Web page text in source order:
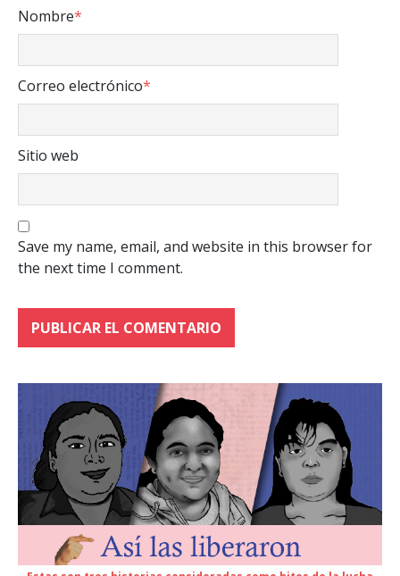
Nombre*
Correo electrónico*
Sitio web
Save my name, email, and website in this browser for
the next time I comment.